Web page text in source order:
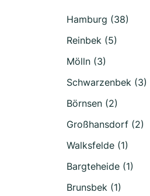
Hamburg (38)
Reinbek (5)
Mölln (3)
Schwarzenbek (3)
Börnsen (2)
Großhansdorf (2)
Walksfelde (1)
Bargteheide (1)
Brunsbek (1)